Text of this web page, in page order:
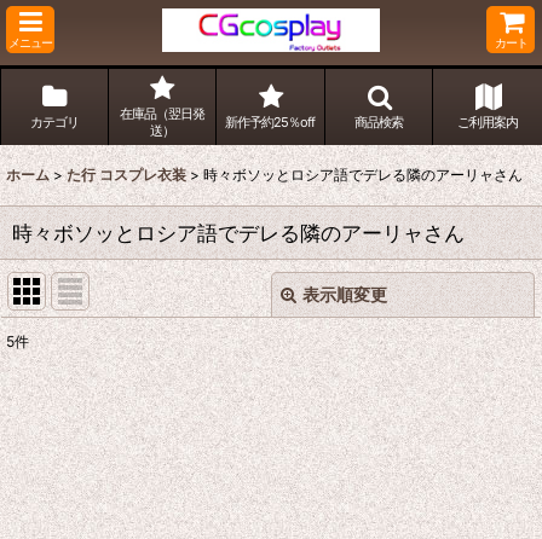
メニュー カート
カテゴリ
在庫品（翌日発
送）
新作予約25％off 商品検索 ご利用案内
ホーム > た行 コスプレ衣装 > 時々ボソッとロシア語でデレる隣のアーリャさん
時々ボソッとロシア語でデレる隣のアーリャさん
表示順変更
表示数:
並び順:
絞り込む
閉じる
5件